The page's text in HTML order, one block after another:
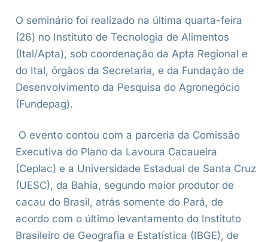
O seminário foi realizado na última quarta-feira
(26) no Instituto de Tecnologia de Alimentos
(Ital/Apta), sob coordenação da Apta Regional e
do Ital, órgãos da Secretaria, e da Fundação de
Desenvolvimento da Pesquisa do Agronegócio
(Fundepag).
O evento contou com a parceria da Comissão
Executiva do Plano da Lavoura Cacaueira
(Ceplac) e a Universidade Estadual de Santa Cruz
(UESC), da Bahia, segundo maior produtor de
cacau do Brasil, atrás somente do Pará, de
acordo com o último levantamento do Instituto
Brasileiro de Geografia e Estatística (IBGE), de